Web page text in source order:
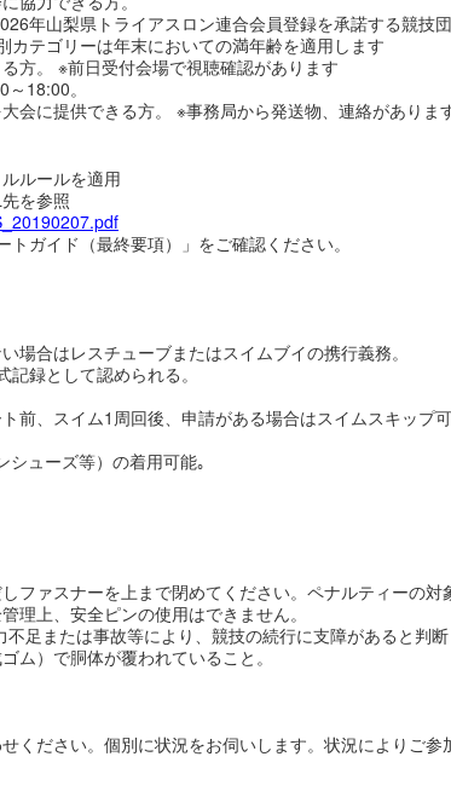
年山梨県トライアスロン連合会員登録を承諾する競技団
テゴリーは年末においての満年齢を適用します
方。 ※前日受付会場で視聴確認があります
18:00。
会に提供できる方。 ※事務局から発送物、連絡がありま
ルールを適用
を参照
ガイド（最終要項）」をご確認ください。
合はレスチューブまたはスイムブイの携行義務。
録として認められる。
前、スイム1周回後、申請がある場合はスイムスキッ
シューズ等）の着用可能｡
ァスナーを上まで閉めてください。ペナルティーの対
理上、安全ピンの使用はできません。
足または事故等により、競技の続行に支障があると判
ム）で胴体が覆われていること。
ださい。個別に状況をお伺いします。状況によりご参